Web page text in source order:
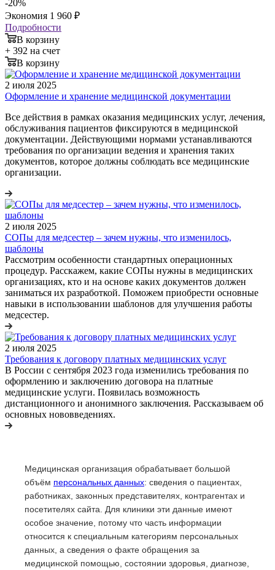
-20%
Экономия 1 960 ₽
Подробности
В корзину
+ 392 на счет
В корзину
2 июля 2025
Оформление и хранение медицинской документации
Все действия в рамках оказания медицинских услуг, лечения,
обслуживания пациентов фиксируются в медицинской
документации. Действующими нормами устанавливаются
требования по организации ведения и хранения таких
документов, которое должны соблюдать все медицинские
организации.
2 июля 2025
СОПы для медсестер – зачем нужны, что изменилось,
шаблоны
Рассмотрим особенности стандартных операционных
процедур. Расскажем, какие СОПы нужны в медицинских
организациях, кто и на основе каких документов должен
заниматься их разработкой. Поможем приобрести основные
навыки в использовании шаблонов для улучшения работы
медсестер.
2 июля 2025
Требования к договору платных медицинских услуг
В России с сентября 2023 года изменились требования по
оформлению и заключению договора на платные
медицинские услуги. Появилась возможность
дистанционного и анонимного заключения. Рассказываем об
основных нововведениях.
Медицинская организация обрабатывает большой
объём персональных данных: сведения о пациентах,
работниках, законных представителях, контрагентах и
посетителях сайта. Для клиники эти данные имеют
особое значение, потому что часть информации
относится к специальным категориям персональных
данных, а сведения о факте обращения за
медицинской помощью, состоянии здоровья, диагнозе,